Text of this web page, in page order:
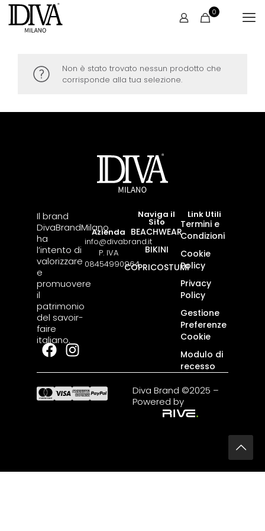
0
Non è stato trovato nessun prodotto che
corrisponde alla tua selezione.
Il brand
DivaBrandMilano
ha
l’intento di
valorizzare
e
promuovere
il
patrimonio
del savoir-
faire
italiano.
Azienda
info@divabrand.it
P. IVA
08454990964
Naviga il
Sito
BEACHWEAR
BIKINI
COPRICOSTUMI
Link Utili
Termini e
Condizioni
Cookie
Policy
Privacy
Policy
Gestione
Preferenze
Cookie
Modulo di
recesso
Diva Brand ©2025 –
Powered by